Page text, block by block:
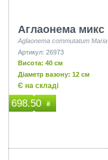
Аглаонема микс
Aglaonema commutatum Maria
Артикул: 26973
Висота: 40 см
Діаметр вазону: 12 см
Є на складі
698.50 ₴